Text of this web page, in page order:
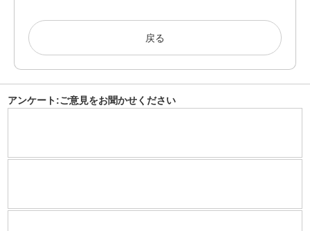
戻る
アンケート:ご意見をお聞かせください